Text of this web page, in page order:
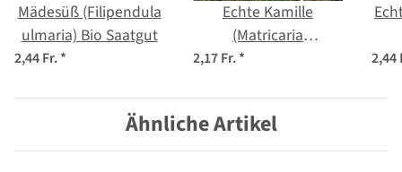
Mädesüß (Filipendula
ulmaria) Bio Saatgut
2,44 Fr.*
Echte Kamille
(Matricaria
chamomilla) Bio
2,17 Fr.* 2,44
Ähnliche Artikel